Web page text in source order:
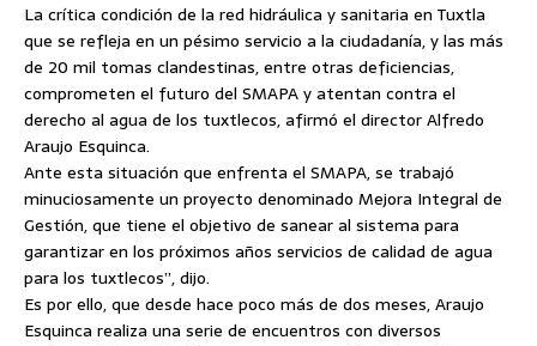
La crítica condición de la red hidráulica y sanitaria en Tuxtla
que se refleja en un pésimo servicio a la ciudadanía, y las más
de 20 mil tomas clandestinas, entre otras deficiencias,
comprometen el futuro del SMAPA y atentan contra el
derecho al agua de los tuxtlecos, afirmó el director Alfredo
Araujo Esquinca.
Ante esta situación que enfrenta el SMAPA, se trabajó
minuciosamente un proyecto denominado Mejora Integral de
Gestión, que tiene el objetivo de sanear al sistema para
garantizar en los próximos años servicios de calidad de agua
para los tuxtlecos”, dijo.
Es por ello, que desde hace poco más de dos meses, Araujo
Esquinca realiza una serie de encuentros con diversos